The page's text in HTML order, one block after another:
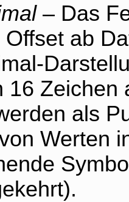
– Das
Offset ab
16 Zeichen
als
Werten